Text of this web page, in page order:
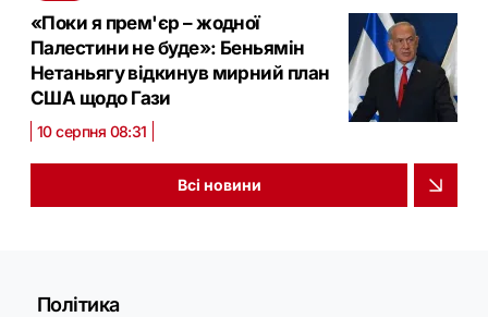
«Поки я прем'єр – жодної
Палестини не буде»: Беньямін
Нетаньягу відкинув мирний план
США щодо Гази
10 серпня 08:31
Всі новини
Політика